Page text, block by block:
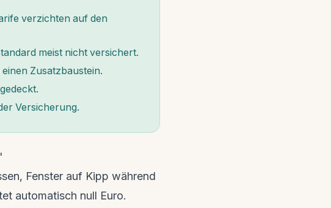
verzichten auf den
meist nicht versichert.
Zusatzbaustein.
Versicherung.
Fenster auf Kipp während
automatisch null Euro.